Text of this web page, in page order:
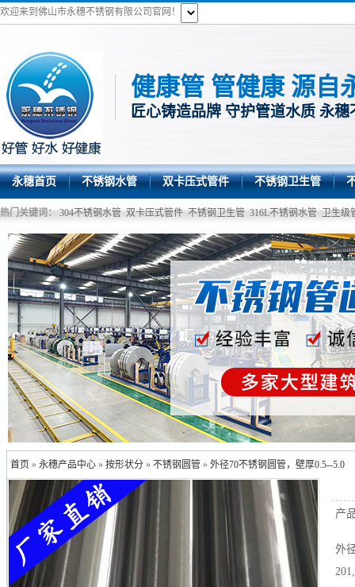
欢迎来到佛山市永穗不锈钢有限公司官网！
健康管 管健康 源自
匠心铸造品牌 守护管道水质 永穗
永穗首页 不锈钢水管 双卡压式管件 不锈钢卫生管
热门关键词： 304不锈钢水管 双卡压式管件 不锈钢卫生管 316L不锈钢水管 卫生级
首页 »永穗产品中心 »按形状分 »不锈钢圆管 »外径70不锈钢圆管，壁厚0.5--5.0
产
外